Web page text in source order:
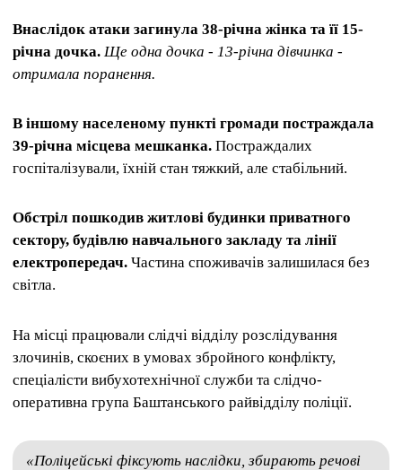
Внаслідок атаки загинула 38-річна жінка та її 15-
річна дочка. Ще одна дочка - 13-річна дівчинка -
отримала поранення.
В іншому населеному пункті громади постраждала
39-річна місцева мешканка. Постраждалих
госпіталізували, їхній стан тяжкий, але стабільний.
Обстріл пошкодив житлові будинки приватного
сектору, будівлю навчального закладу та лінії
електропередач. Частина споживачів залишилася без
світла.
На місці працювали слідчі відділу розслідування
злочинів, скоєних в умовах збройного конфлікту,
спеціалісти вибухотехнічної служби та слідчо-
оперативна група Баштанського райвідділу поліції.
«Поліцейські фіксують наслідки, збирають речові